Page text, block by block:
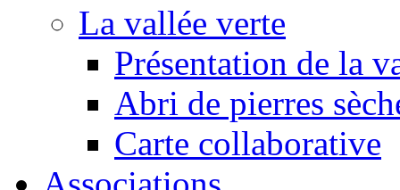
La vallée verte
Présentation de la
Abri de pierres
Carte collaborative